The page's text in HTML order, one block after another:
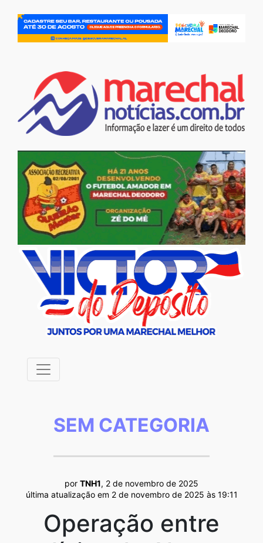
SEM CATEGORIA
por TNH1, 2 de novembro de 2025
última atualização em 2 de novembro de 2025 às 19:11
Operação entre